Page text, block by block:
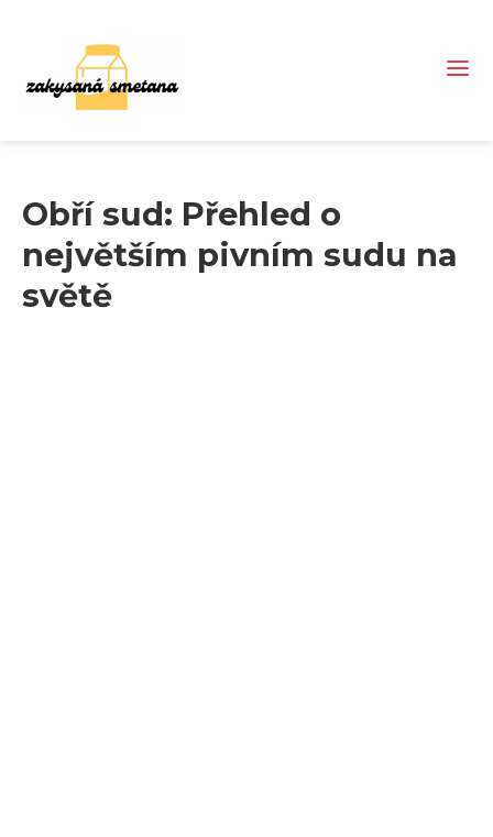
Obří sud: Přehled o
největším pivním sudu na
světě